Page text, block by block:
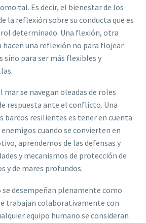
tal. Es decir, el bienestar de los
la reflexión sobre su conducta que es
determinado. Una flexión, otra
una reflexión no para flojear
sino para ser más flexibles y
mar se navegan oleadas de roles
respuesta ante el conflicto. Una
barcos resilientes es tener en cuenta
cuando se convierten en
aprendemos de las defensas y
y mecanismos de protección de
y de mares profundos.
se desempeñan plenamente como
trabajan colaborativamente con
equipo humano se consideran